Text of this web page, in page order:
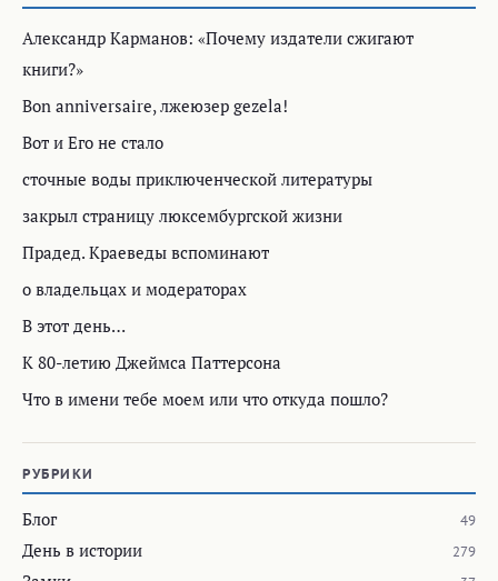
Александр Карманов: «Почему издатели сжигают
книги?»
Вon anniversaire, лжеюзер gezela!
Вот и Его не стало
сточные воды приключенческой литературы
закрыл страницу люксембургской жизни
Прадед. Краеведы вспоминают
о владельцах и модераторах
В этот день…
К 80-летию Джеймса Паттерсона
Что в имени тебе моем или что откуда пошло?
РУБРИКИ
Блог 49
День в истории 279